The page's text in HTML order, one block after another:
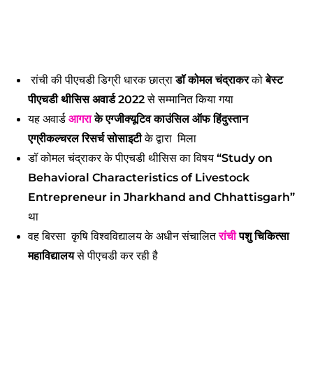
रांची की पीएचडी डिग्री धारक छात्राडॉ कोमल चंद्राकरकोबेस्ट
पीएचडी थीसिस अवार्ड 2022से सम्मानित किया गया
यह अवार्ड आगराके एग्जीक्यूटिव काउंसिल ऑफ हिंदुस्तान
एग्रीकल्चरल रिसर्च सोसाइटीके द्वारा मिला
डॉ कोमल चंद्राकर के पीएचडी थीसिस का विषय “Study on
Behavioral Characteristics of Livestock
Entrepreneur in Jharkhand and Chhattisgarh”
था
वह बिरसा कृषि विश्वविद्यालय के अधीन संचालितरांचीपशु चिकित्सा
महाविद्यालयसे पीएचडी कर रही है